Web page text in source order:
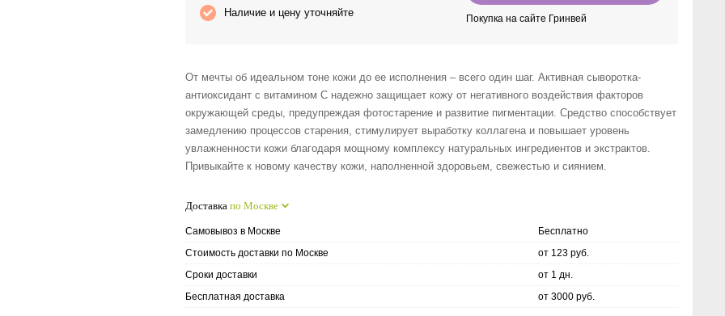
Покупка на сайте Гринвей
Наличие и цену уточняйте
От мечты об идеальном тоне кожи до ее исполнения – всего один шаг. Активная сыворотка-
антиоксидант с витамином C надежно защищает кожу от негативного воздействия факторов
окружающей среды, предупреждая фотостарение и развитие пигментации. Средство способствует
замедлению процессов старения, стимулирует выработку коллагена и повышает уровень
увлажненности кожи благодаря мощному комплексу натуральных ингредиентов и экстрактов.
Привыкайте к новому качеству кожи, наполненной здоровьем, свежестью и сиянием.
Доставка по Москве
Самовывоз в Москве
Бесплатно
Стоимость доставки по Москве
от 123 руб.
Сроки доставки
от 1 дн.
Бесплатная доставка
от 3000 руб.